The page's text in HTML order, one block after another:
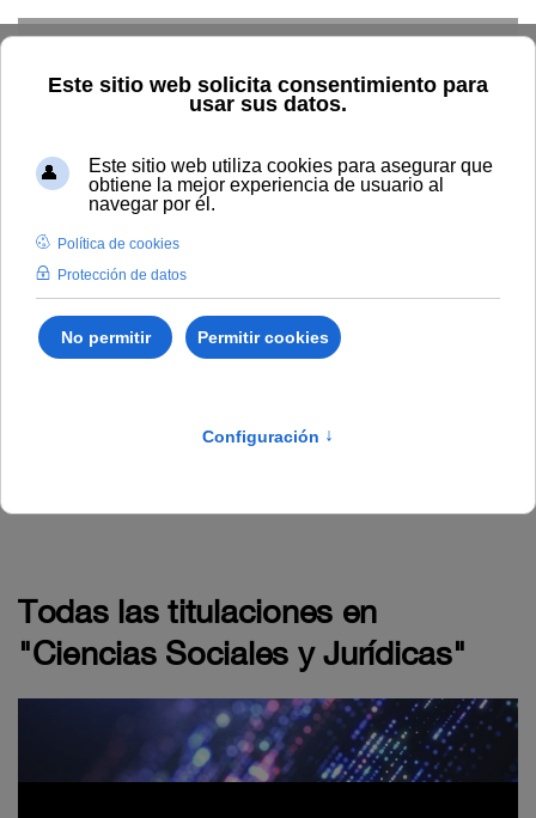
Inicio Estudiar Oferta académica
Ciencias Sociales y
Ciencias Sociales y
Jurídicas
Todas las titulaciones en
"Ciencias Sociales y Jurídicas"